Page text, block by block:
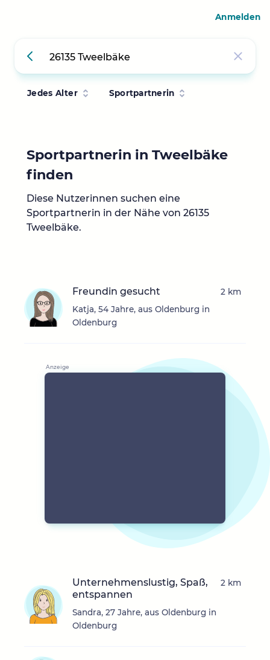
Jedes Alter Sportpartnerin
Sportpartnerin in Tweelbäke
finden
Diese Nutzerinnen suchen eine
Sportpartnerin in der Nähe von 26135
Tweelbäke.
Freundin gesucht
Katja, 54 Jahre, aus Oldenburg in
Oldenburg
2 km
Unternehmenslustig, Spaß,
entspannen
Sandra, 27 Jahre, aus Oldenburg in
Oldenburg
2 km
Anmelden